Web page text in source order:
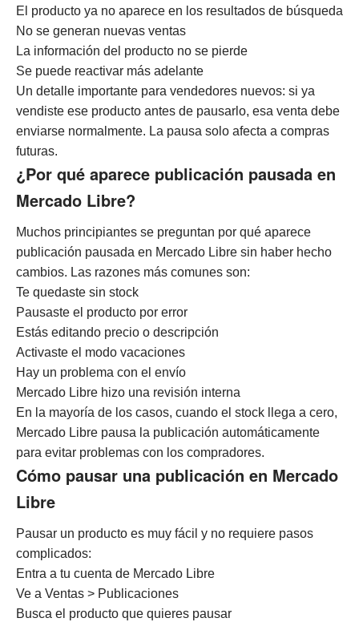
El producto ya no aparece en los resultados de búsqueda
No se generan nuevas ventas
La información del producto no se pierde
Se puede reactivar más adelante
Un detalle importante para vendedores nuevos: si ya
vendiste ese producto antes de pausarlo, esa venta debe
enviarse normalmente. La pausa solo afecta a compras
futuras.
¿Por qué aparece publicación pausada en
Mercado Libre?
Muchos principiantes se preguntan por qué aparece
publicación pausada en Mercado Libre sin haber hecho
cambios. Las razones más comunes son:
Te quedaste sin stock
Pausaste el producto por error
Estás editando precio o descripción
Activaste el modo vacaciones
Hay un problema con el envío
Mercado Libre hizo una revisión interna
En la mayoría de los casos, cuando el stock llega a cero,
Mercado Libre pausa la publicación automáticamente
para evitar problemas con los compradores.
Cómo pausar una publicación en Mercado
Libre
Pausar un producto es muy fácil y no requiere pasos
complicados:
Entra a tu cuenta de Mercado Libre
Ve a Ventas > Publicaciones
Busca el producto que quieres pausar